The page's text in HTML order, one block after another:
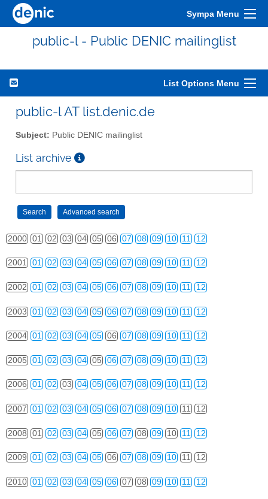
Sympa Menu
public-l - Public DENIC mailinglist
List Options Menu
public-l AT list.denic.de
Subject: Public DENIC mailinglist
List archive
2000 01 02 03 04 05 06 07 08 09 10 11 12
2001 01 02 03 04 05 06 07 08 09 10 11 12
2002 01 02 03 04 05 06 07 08 09 10 11 12
2003 01 02 03 04 05 06 07 08 09 10 11 12
2004 01 02 03 04 05 06 07 08 09 10 11 12
2005 01 02 03 04 05 06 07 08 09 10 11 12
2006 01 02 03 04 05 06 07 08 09 10 11 12
2007 01 02 03 04 05 06 07 08 09 10 11 12
2008 01 02 03 04 05 06 07 08 09 10 11 12
2009 01 02 03 04 05 06 07 08 09 10 11 12
2010 01 02 03 04 05 06 07 08 09 10 11 12